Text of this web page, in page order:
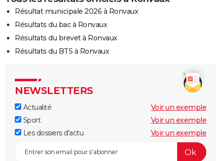
Résultat municipale 2026 à Ronvaux
Résultats du bac à Ronvaux
Résultats du brevet à Ronvaux
Résultats du BTS à Ronvaux
NEWSLETTERS
Actualité
Voir un exemple
Sport
Voir un exemple
Les dossiers d'actu
Voir un exemple